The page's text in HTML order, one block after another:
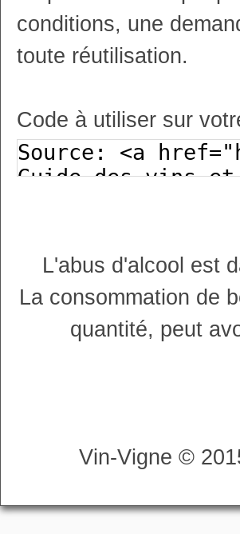
conditions, une
toute réutilisation.
Code à utiliser sur
L'abus d'alcool est
La consommation de
quantité, peut
Vin-Vigne ©